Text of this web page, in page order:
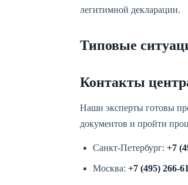
легитимной декларации.
Типовые
Контакты
Наши эксперты готовы
документов и пройти
Санкт-Петербург: +7
Москва: +7 (495) 266-